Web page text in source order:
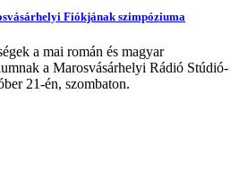
Fiókjának szimpóziuma
a mai román és magyar
a Marosvásárhelyi Rádió Stúdió-
21-én, szombaton.